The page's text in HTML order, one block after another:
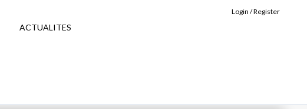
ACTUALITES
Login / Register